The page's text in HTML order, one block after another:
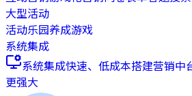
大型活动
活动乐园养成游戏
系统集成
系统集成快速、低成本搭建营销中
更强大